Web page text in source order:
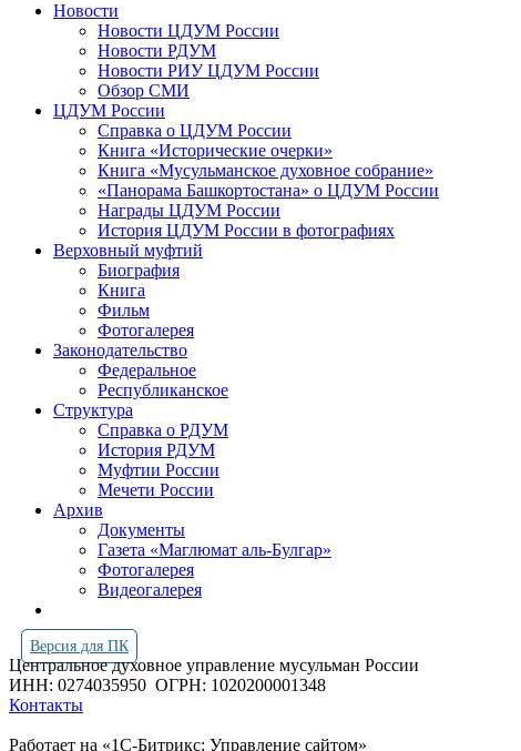
Новости
Новости ЦДУМ России
Новости РДУМ
Новости РИУ ЦДУМ России
Обзор СМИ
ЦДУМ России
Справка о ЦДУМ России
Книга «Исторические очерки»
Книга «Мусульманское духовное собрание»
«Панорама Башкортостана» о ЦДУМ России
Награды ЦДУМ России
История ЦДУМ России в фотографиях
Верховный муфтий
Биография
Книга
Фильм
Фотогалерея
Законодательство
Федеральное
Республиканское
Структура
Справка о РДУМ
История РДУМ
Муфтии России
Мечети России
Архив
Документы
Газета «Маглюмат аль-Булгар»
Фотогалерея
Видеогалерея
Версия для ПК
Центральное духовное управление мусульман России
ИНН: 0274035950 ОГРН: 1020200001348
Контакты
Работает на «1С-Битрикс: Управление сайтом»